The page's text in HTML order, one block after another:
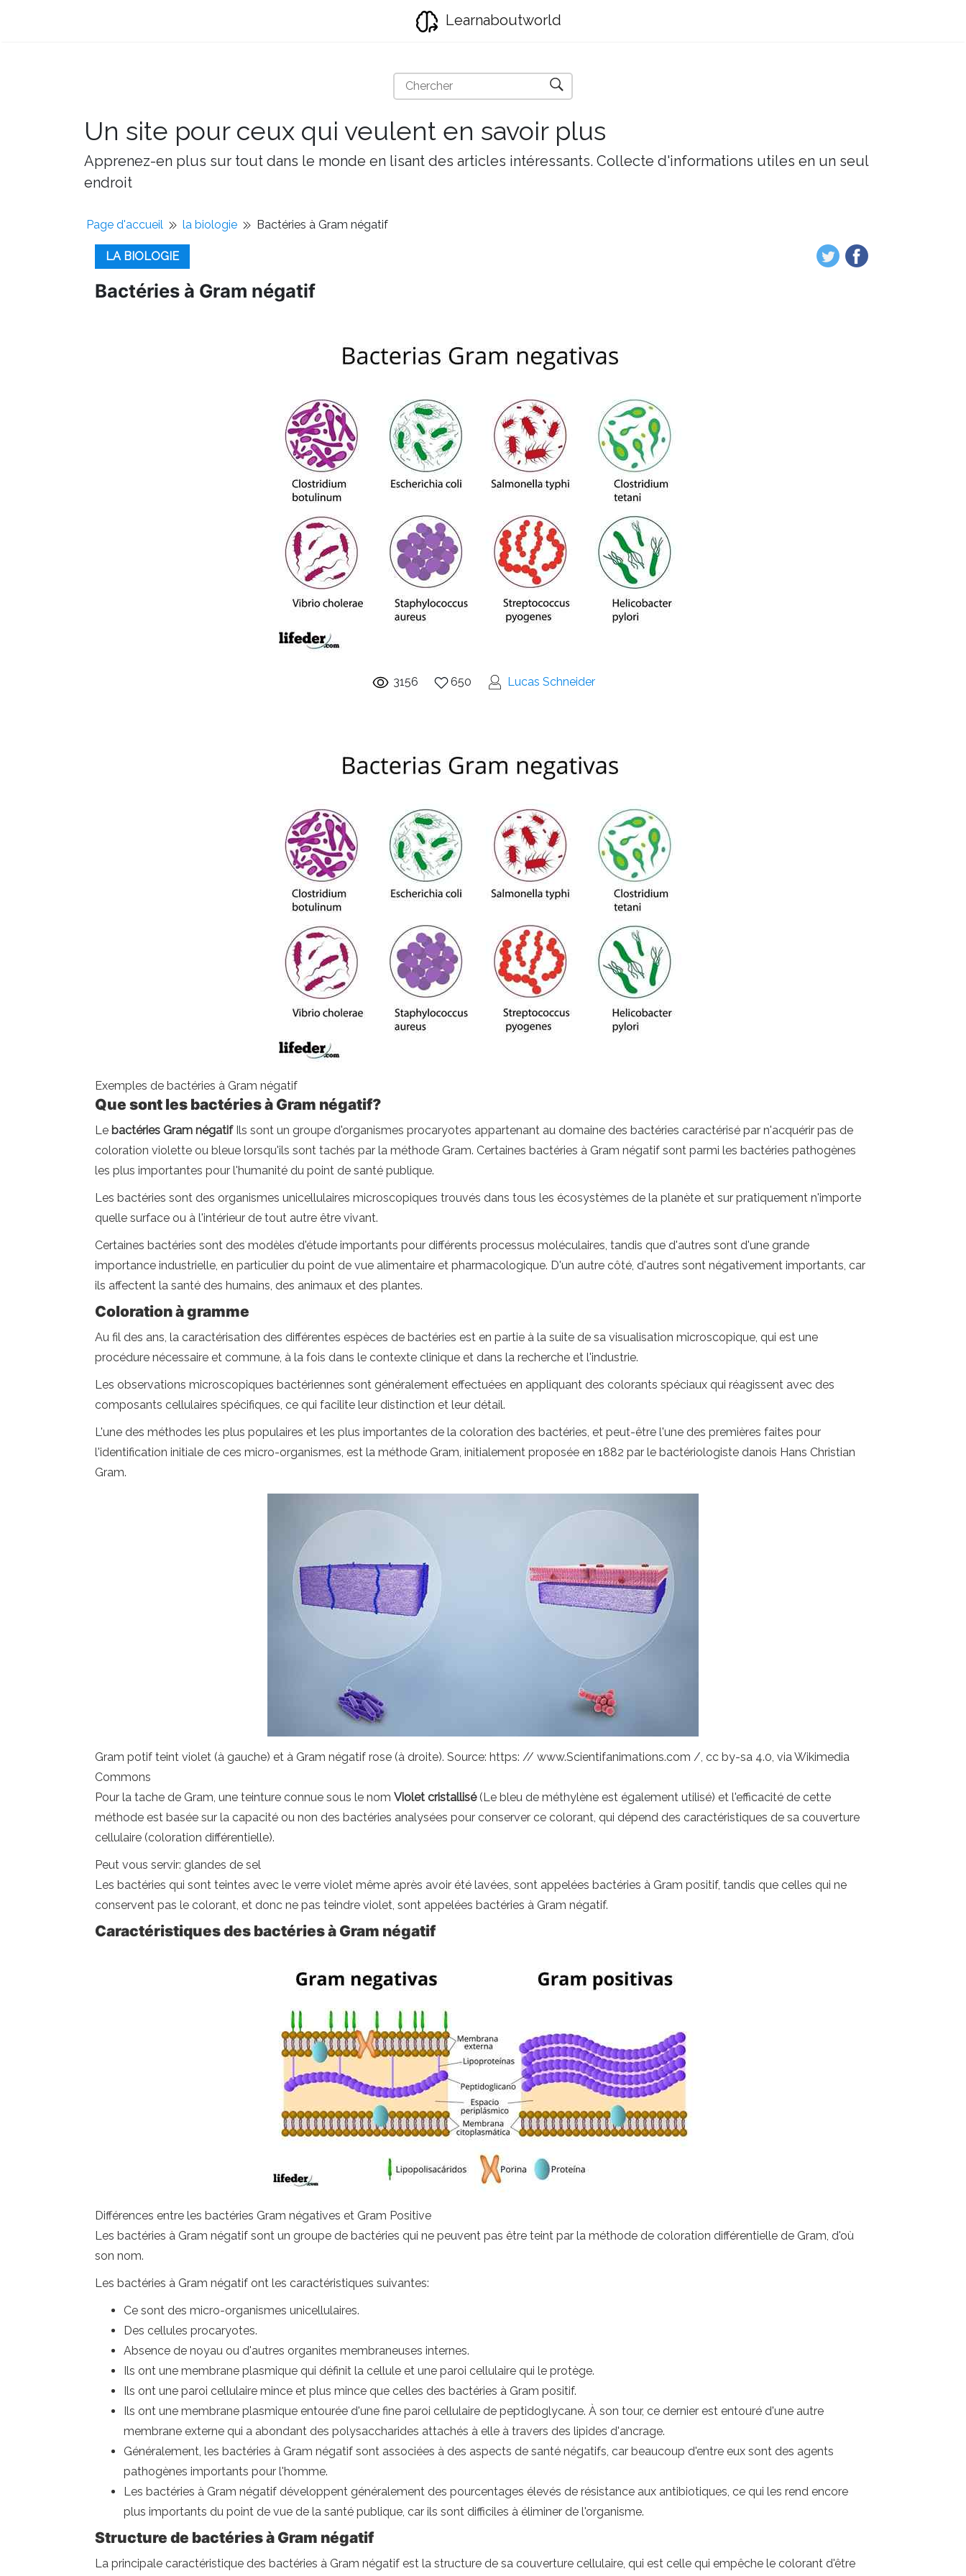
Learnaboutworld
Un site pour ceux qui veulent en savoir plus
Apprenez-en plus sur tout dans le monde en lisant des articles intéressants. Collecte d'informations utiles en un seul
endroit
Page d'accueil la biologie Bactéries à Gram négatif
LA BIOLOGIE
Bactéries à Gram négatif
3156 650 Lucas Schneider
Exemples de bactéries à Gram négatif
Que sont les bactéries à Gram négatif?
Le bactéries Gram négatifIls sont un groupe d'organismes procaryotes appartenant au domaine des bactéries caractérisé par n'acquérir pas de
coloration violette ou bleue lorsqu'ils sont tachés par la méthode Gram. Certaines bactéries à Gram négatif sont parmi les bactéries pathogènes
les plus importantes pour l'humanité du point de santé publique.
Les bactéries sont des organismes unicellulaires microscopiques trouvés dans tous les écosystèmes de la planète et sur pratiquement n'importe
quelle surface ou à l'intérieur de tout autre être vivant.
Certaines bactéries sont des modèles d'étude importants pour différents processus moléculaires, tandis que d'autres sont d'une grande
importance industrielle, en particulier du point de vue alimentaire et pharmacologique. D'un autre côté, d'autres sont négativement importants, car
ils affectent la santé des humains, des animaux et des plantes.
Coloration à gramme
Au fil des ans, la caractérisation des différentes espèces de bactéries est en partie à la suite de sa visualisation microscopique, qui est une
procédure nécessaire et commune, à la fois dans le contexte clinique et dans la recherche et l'industrie.
Les observations microscopiques bactériennes sont généralement effectuées en appliquant des colorants spéciaux qui réagissent avec des
composants cellulaires spécifiques, ce qui facilite leur distinction et leur détail.
L'une des méthodes les plus populaires et les plus importantes de la coloration des bactéries, et peut-être l'une des premières faites pour
l'identification initiale de ces micro-organismes, est la méthode Gram, initialement proposée en 1882 par le bactériologiste danois Hans Christian
Gram.
Gram potif teint violet (à gauche) et à Gram négatif rose (à droite). Source: https: // www.Scientifanimations.com /, cc by-sa 4.0, via Wikimedia
Commons
Pour la tache de Gram, une teinture connue sous le nom Violet cristallisé(Le bleu de méthylène est également utilisé) et l'efficacité de cette
méthode est basée sur la capacité ou non des bactéries analysées pour conserver ce colorant, qui dépend des caractéristiques de sa couverture
cellulaire (coloration différentielle).
Peut vous servir: glandes de sel
Les bactéries qui sont teintes avec le verre violet même après avoir été lavées, sont appelées bactéries à Gram positif, tandis que celles qui ne
conservent pas le colorant, et donc ne pas teindre violet, sont appelées bactéries à Gram négatif.
Caractéristiques des bactéries à Gram négatif
Différences entre les bactéries Gram négatives et Gram Positive
Les bactéries à Gram négatif sont un groupe de bactéries qui ne peuvent pas être teint par la méthode de coloration différentielle de Gram, d'où
son nom.
Les bactéries à Gram négatif ont les caractéristiques suivantes:
Ce sont des micro-organismes unicellulaires.
Des cellules procaryotes.
Absence de noyau ou d'autres organites membraneuses internes.
Ils ont une membrane plasmique qui définit la cellule et une paroi cellulaire qui le protège.
Ils ont une paroi cellulaire mince et plus mince que celles des bactéries à Gram positif.
Ils ont une membrane plasmique entourée d'une fine paroi cellulaire de peptidoglycane. À son tour, ce dernier est entouré d'une autre
membrane externe qui a abondant des polysaccharides attachés à elle à travers des lipides d'ancrage.
Généralement, les bactéries à Gram négatif sont associées à des aspects de santé négatifs, car beaucoup d'entre eux sont des agents
pathogènes importants pour l'homme.
Les bactéries à Gram négatif développent généralement des pourcentages élevés de résistance aux antibiotiques, ce qui les rend encore
plus importants du point de vue de la santé publique, car ils sont difficiles à éliminer de l'organisme.
Structure de bactéries à Gram négatif
La principale caractéristique des bactéries à Gram négatif est la structure de sa couverture cellulaire, qui est celle qui empêche le colorant d'être